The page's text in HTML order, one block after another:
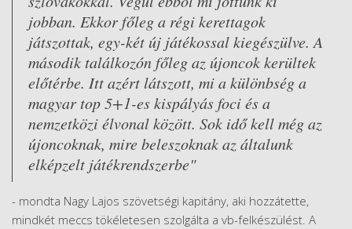
jobban. Ekkor főleg a régi kerettagok
játszottak, egy-két új játékossal kiegészülve. A
második találkozón főleg az újoncok kerültek
előtérbe. Itt azért látszott, mi a különbség a
magyar top 5+1-es kispályás foci és a
nemzetközi élvonal között. Sok idő kell még az
újoncoknak, mire beleszoknak az általunk
elképzelt játékrendszerbe"
- mondta Nagy Lajos szövetségi kapitány, aki hozzátette,
mindkét meccs tökéletesen szolgálta a vb-felkészülést. A